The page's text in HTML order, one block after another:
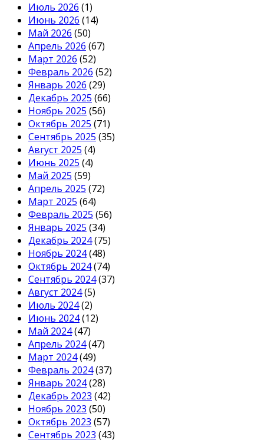
Июль 2026 (1)
Июнь 2026 (14)
Май 2026 (50)
Апрель 2026 (67)
Март 2026 (52)
Февраль 2026 (52)
Январь 2026 (29)
Декабрь 2025 (66)
Ноябрь 2025 (56)
Октябрь 2025 (71)
Сентябрь 2025 (35)
Август 2025 (4)
Июнь 2025 (4)
Май 2025 (59)
Апрель 2025 (72)
Март 2025 (64)
Февраль 2025 (56)
Январь 2025 (34)
Декабрь 2024(75)
Ноябрь 2024(48)
Октябрь 2024(74)
Сентябрь 2024(37)
Август 2024(5)
Июль 2024(2)
Июнь 2024(12)
Май 2024(47)
Апрель 2024(47)
Март 2024(49)
Февраль 2024(37)
Январь 2024(28)
Декабрь 2023 (42)
Ноябрь 2023 (50)
Октябрь 2023 (57)
Сентябрь 2023 (43)